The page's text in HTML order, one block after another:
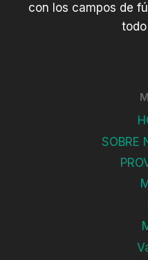
con los campos de
SOBRE